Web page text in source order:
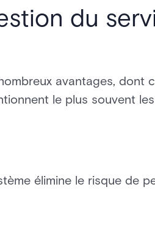
du
avantages, dont
le plus souvent
élimine le risque de